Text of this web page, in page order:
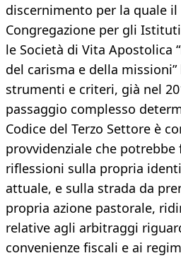
discernimento per la quale
Congregazione per gli
le Società di Vita Apostolica
del carisma e della
strumenti e criteri, già nel
passaggio complesso
Codice del Terzo Settore è
provvidenziale che potrebbe
riflessioni sulla propria
attuale, e sulla strada da
propria azione pastorale,
relative agli arbitraggi
convenienze fiscali e ai